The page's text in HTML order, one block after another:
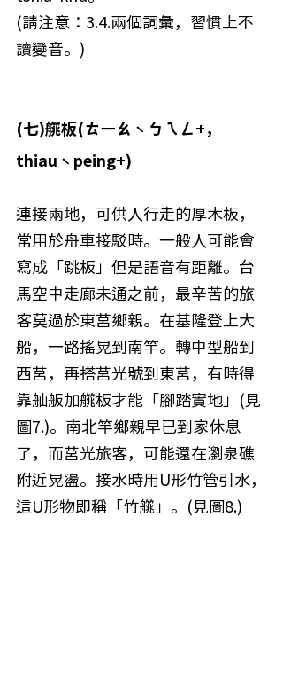
(請注意：3.4.兩個詞彙，習慣上不
讀變音。)
(七)艞板(ㄊㄧㄠˋㄅㄟㄥ+，
thiauˋpeing+)
連接兩地，可供人行走的厚木板，
常用於舟車接駁時。一般人可能會
寫成「跳板」但是語音有距離。台
馬空中走廊未通之前，最辛苦的旅
客莫過於東莒鄉親。在基隆登上大
船，一路搖晃到南竿。轉中型船到
西莒，再搭莒光號到東莒，有時得
靠舢舨加艞板才能「腳踏實地」(見
圖7.)。南北竿鄉親早已到家休息
了，而莒光旅客，可能還在瀏泉礁
附近晃盪。接水時用U形竹管引水，
這U形物即稱「竹艞」。(見圖8.)